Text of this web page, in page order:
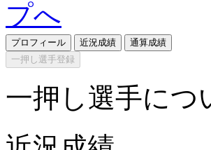
プロフィール 近況成績
通算成績
一押し選手登録
一押し選手につ